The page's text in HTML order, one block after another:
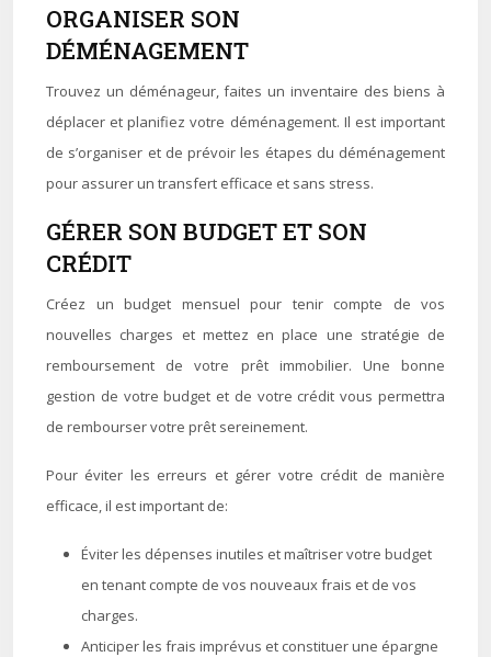
ORGANISER SON
DÉMÉNAGEMENT
Trouvez un déménageur, faites un inventaire des biens à
déplacer et planifiez votre déménagement. Il est important
de s’organiser et de prévoir les étapes du déménagement
pour assurer un transfert efficace et sans stress.
GÉRER SON BUDGET ET SON
CRÉDIT
Créez un budget mensuel pour tenir compte de vos
nouvelles charges et mettez en place une stratégie de
remboursement de votre prêt immobilier. Une bonne
gestion de votre budget et de votre crédit vous permettra
de rembourser votre prêt sereinement.
Pour éviter les erreurs et gérer votre crédit de manière
efficace, il est important de:
Éviter les dépenses inutiles et maîtriser votre budget
en tenant compte de vos nouveaux frais et de vos
charges.
Anticiper les frais imprévus et constituer une épargne